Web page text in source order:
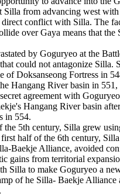
Silla from advancing west
conflict with Silla. The
over Gaya means that the
by Goguryeo at the
could not antagonize Silla.
of Doksanseong Fortress in
Hangang River basin in
agreement with
Hangang River basin
in 554.
the 5th century, Silla grew
half of the 6th century,
Baekje Alliance, avoided
gains from territorial
Silla to make Goguryeo a
of he Silla- Baekje Alliance